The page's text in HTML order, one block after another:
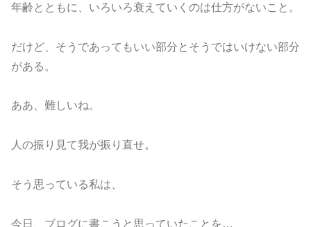
年齢とともに、いろいろ衰えていくのは仕方がないこと。
だけど、そうであってもいい部分とそうではいけない部分
がある。
ああ、難しいね。
人の振り見て我が振り直せ。
そう思っている私は、
今日、ブログに書こうと思っていたことを…